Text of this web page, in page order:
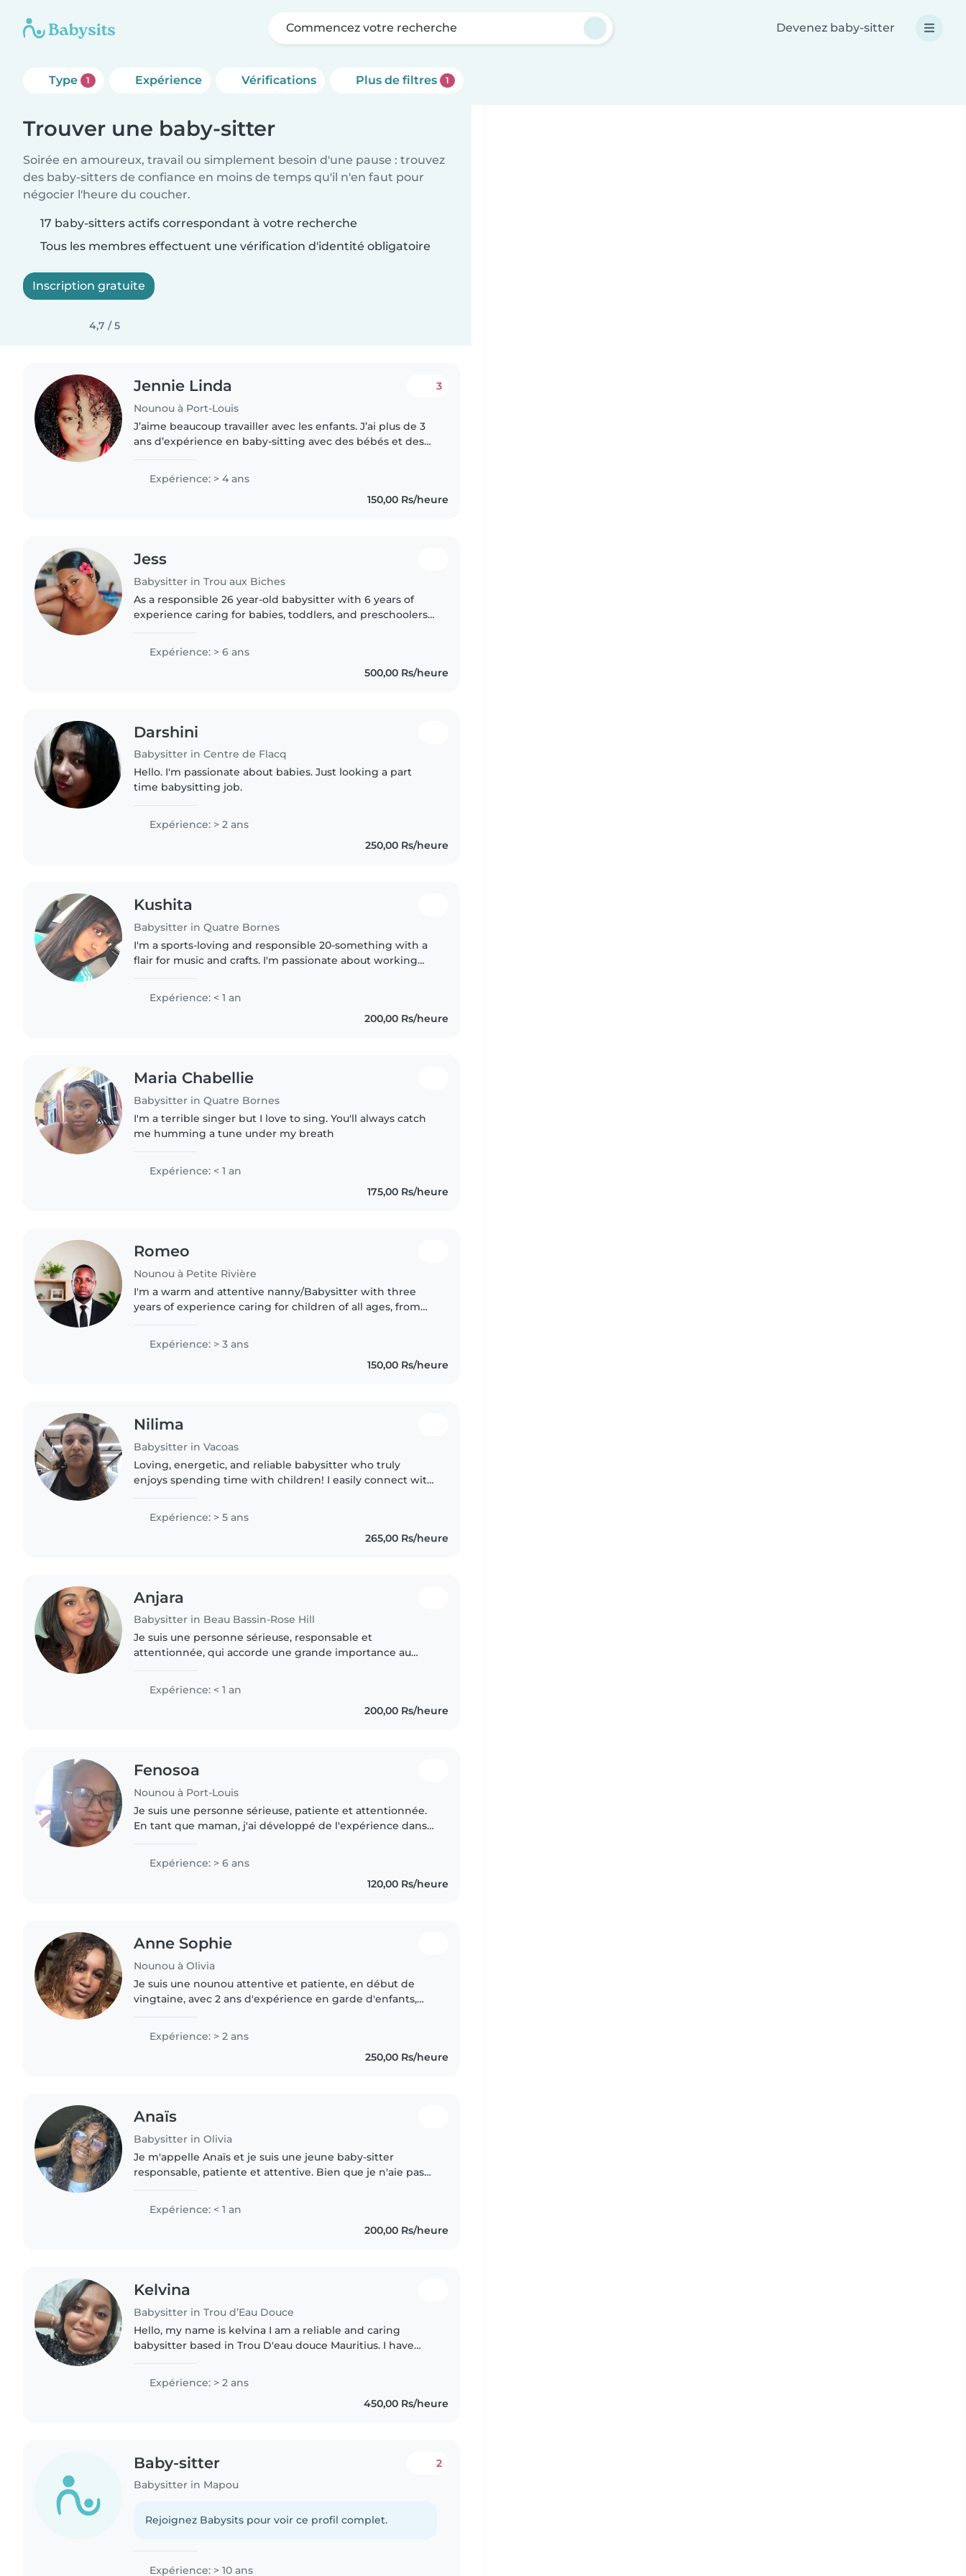
Commencez votre recherche Devenez baby-sitter
Type 1 Expérience Vérifications Plus de filtres 1
Trouver une baby-sitter
Soirée en amoureux, travail ou simplement besoin d'une pause : trouvez
des baby-sitters de confiance en moins de temps qu'il n'en faut pour
négocier l'heure du coucher.
17 baby-sitters actifs correspondant à votre recherche
Tous les membres effectuent une vérification d'identité obligatoire
Inscription gratuite
4,7 / 5
Jennie Linda
Nounou à Port-Louis
3
J’aime beaucoup travailler avec les enfants. J’ai plus de 3
ans d’expérience en baby-sitting avec des bébés et des
Expérience: > 4 ans
150,00 Rs/heure
Jess
Babysitter in Trou aux Biches
As a responsible 26 year-old babysitter with 6 years of
experience caring for babies, toddlers, and preschoolers,
Expérience: > 6 ans
500,00 Rs/heure
Darshini
Babysitter in Centre de Flacq
Hello. I'm passionate about babies. Just looking a part
time babysitting job.
Expérience: > 2 ans
250,00 Rs/heure
Kushita
Babysitter in Quatre Bornes
I'm a sports-loving and responsible 20-something with a
flair for music and crafts. I'm passionate about working
assist with..
Expérience: < 1 an
200,00 Rs/heure
Maria Chabellie
Babysitter in Quatre Bornes
I'm a terrible singer but I love to sing. You'll always catch
me humming a tune under my breath
Expérience: < 1 an
175,00 Rs/heure
Romeo
Nounou à Petite Rivière
I'm a warm and attentive nanny/Babysitter with three
years of experience caring for children of all ages, from
with a completed..
Expérience: > 3 ans
150,00 Rs/heure
Nilima
Babysitter in Vacoas
Loving, energetic, and reliable babysitter who truly
enjoys spending time with children! I easily connect with
Expérience: > 5 ans
265,00 Rs/heure
Anjara
Babysitter in Beau Bassin-Rose Hill
Je suis une personne sérieuse, responsable et
attentionnée, qui accorde une grande importance au
l'écoute, j'aime créer un environnement..
Expérience: < 1 an
200,00 Rs/heure
Fenosoa
Nounou à Port-Louis
Je suis une personne sérieuse, patiente et attentionnée.
En tant que maman, j'ai développé de l'expérience dans
dans un environnement..
Expérience: > 6 ans
120,00 Rs/heure
Anne Sophie
Nounou à Olivia
Je suis une nounou attentive et patiente, en début de
vingtaine, avec 2 ans d'expérience en garde d'enfants,
couramment le..
Expérience: > 2 ans
250,00 Rs/heure
Anaïs
Babysitter in Olivia
Je m'appelle Anaïs et je suis une jeune baby-sitter
responsable, patiente et attentive. Bien que je n'aie pas
enfants et j'ai..
Expérience: < 1 an
200,00 Rs/heure
Kelvina
Babysitter in Trou d’Eau Douce
Hello, my name is kelvina I am a reliable and caring
babysitter based in Trou D'eau douce Mauritius. I have
Expérience: > 2 ans
450,00 Rs/heure
Baby-sitter
Babysitter in Mapou
2
Rejoignez Babysits pour voir ce profil complet.
Expérience: > 10 ans